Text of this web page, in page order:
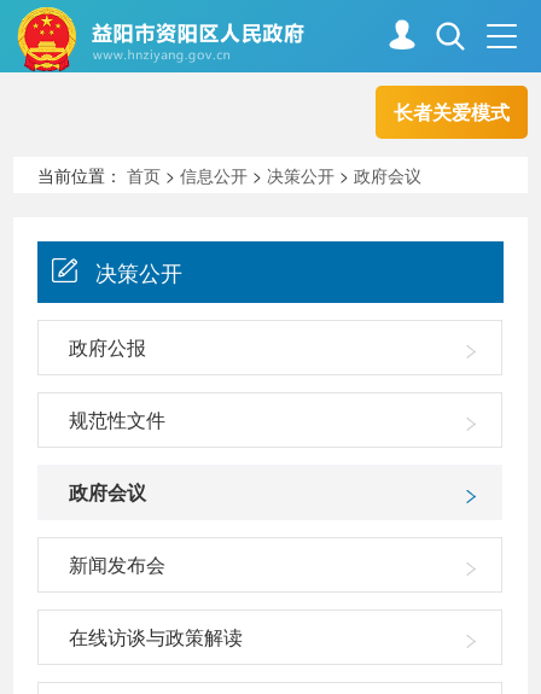
长者关爱模式
走进资阳
政务资阳 信息公开
新闻中心
政务服务
当前位置：首页 >信息公开 >决策公开 >政府会议
决策公开
政府公报
规范性文件
政府会议
新闻发布会
在线访谈与政策解读